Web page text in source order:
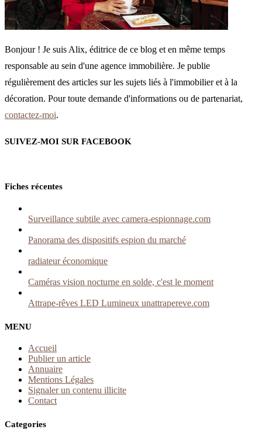
Bonjour ! Je suis Alix, éditrice de ce blog et en même temps
responsable au sein d'une agence immobilière. Je publie
régulièrement des articles sur les sujets liés à l'immobilier et à la
décoration. Pour toute demande d'informations ou de partenariat,
contactez-moi.
SUIVEZ-MOI SUR FACEBOOK
Fiches récentes
Surveillance subtile avec camera-espionnage.com
Panorama des dispositifs espion du marché
radiateur économique
Caméras vision nocturne en solde, c'est le moment
Attrape-rêves LED Lumineux unattrapereve.com
MENU
Accueil
Publier un article
Annuaire
Mentions Légales
Signaler un contenu illicite
Contact
Categories